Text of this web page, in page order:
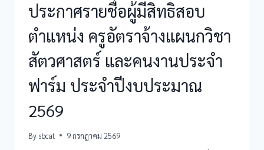
บุคคล
จ้าง
เป็น
ลูกจ้าง
ชั่วคราว
ประกาศรายชื่อผู้มีสิทธิสอบ
ตำแหน่ง ครูอัตราจ้างแผนกวิชา
สัตวศาสตร์ และคนงานประจำ
ฟาร์ม ประจำปีงบประมาณ
2569
By sbcat 9 กรกฎาคม 2569